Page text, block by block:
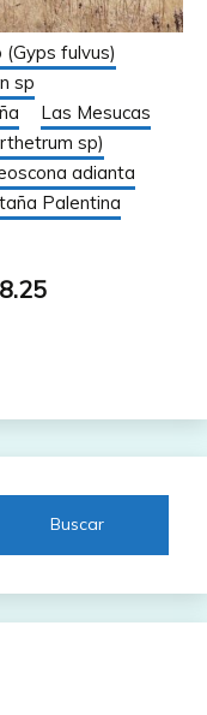
fulvus)
sp
Las Mesucas
sp)
adianta
Palentina